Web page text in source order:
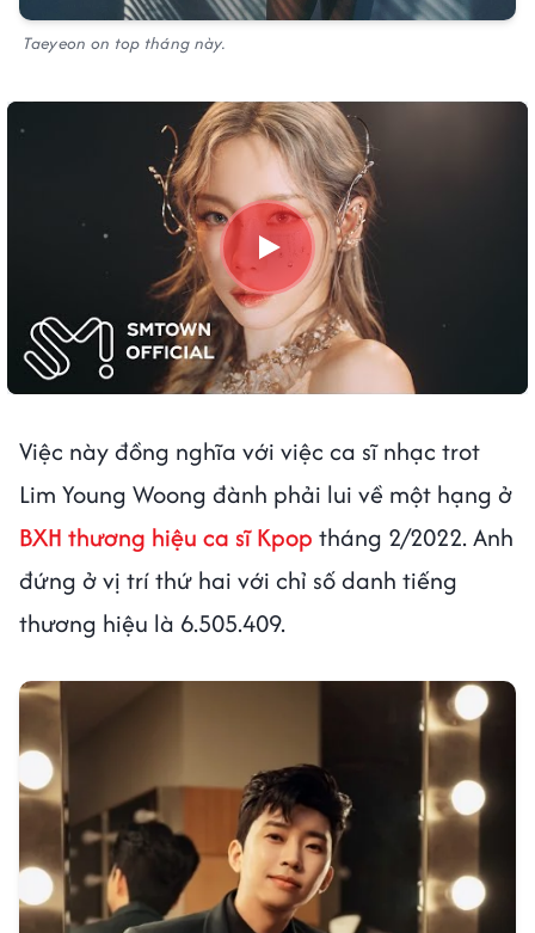
Taeyeon on top tháng này.
Việc này đồng nghĩa với việc ca sĩ nhạc trot
Lim Young Woong đành phải lui về một hạng ở
BXH thương hiệu ca sĩ Kpop tháng 2/2022. Anh
đứng ở vị trí thứ hai với chỉ số danh tiếng
thương hiệu là 6.505.409.